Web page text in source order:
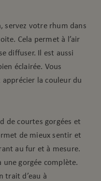
servez votre rhum dans
Cela permet à l’air
diffuser. Il est aussi
éclairée. Vous
la couleur du
de courtes gorgées et
de mieux sentir et
au fur et à mesure.
une gorgée complète.
trait d’eau à